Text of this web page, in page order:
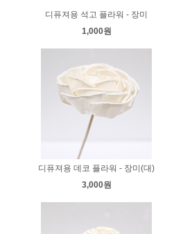
디퓨져용 석고 플라워 - 장미
1,000원
디퓨져용 데코 플라워 - 장미(대)
3,000원